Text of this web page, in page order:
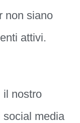
non siano
attivi.
il nostro
social media